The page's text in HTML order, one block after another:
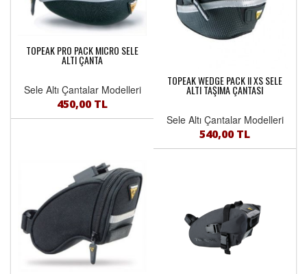
TOPEAK PRO PACK MICRO SELE
ALTI ÇANTA
Sele Altı Çantalar Modelleri
450,00 TL
TOPEAK WEDGE PACK II XS SELE
ALTI TAŞIMA ÇANTASI
Sele Altı Çantalar Modelleri
540,00 TL